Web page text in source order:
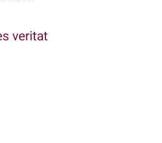
veritat